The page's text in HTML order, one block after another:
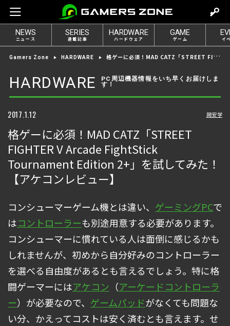
e
t
o
o
NEWS
ニュース
SERIES
連載記事
HARDWARE
ハードウェア
GAME
ゲーム イ
Gamers Zone HARDWARE 格ゲーに必須！MAD CATZ「STREET FIGHTER V Arcade FightStick Tournament Edition 2+」を試してみた！【アケコンレビュー】
HARDWARE PC周辺機器情報をいち早くお届けしま
す！
2017.1.12 岡安学
格ゲーに必須！MAD CATZ「STREET
FIGHTER V Arcade FightStick
Tournament Edition 2+」を試してみた！
【アケコンレビュー】
コンシューマーゲーム機とは違い、 ゲーミングPCで
はコントローラーも別途用意する必要があります。
コンシューマーに慣れている人は面倒に感じるかも
しれませんが、初めから自分好みのコントローラー
を選べる自由度があるとも言えるでしょう。特に格
闘ゲーマーにはアケコン （アーケードコントローラ
ー）が必要なので、 ゲームパッドがなくても問題な
い分、かえってコストは安く済むとも言えます。せ